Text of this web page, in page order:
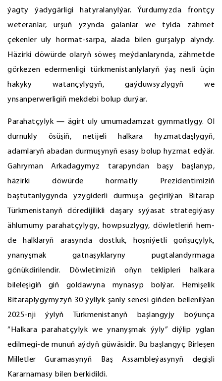
ýagty ýadygärligi hatyralanylýar. Ýurdumyzda frontçy
weteranlar, urşuň yzynda galanlar we tylda zähmet
çekenler uly hormat-sarpa, alada bilen gurşalyp alyndy.
Häzirki döwürde olaryň söweş meýdanlarynda, zähmetde
görkezen edermenligi türkmenistanlylaryň ýaş nesli üçin
hakyky watançylygyň, gaýduwsyzlygyň we
ynsanperwerligiň mekdebi bolup durýar.
Parahatçylyk — ägirt uly umumadamzat gymmatlygy. Ol
durnukly ösüşiň, netijeli halkara hyzmatdaşlygyň,
adamlaryň abadan durmuşynyň esasy bolup hyzmat edýär.
Gahryman Arkadagymyz tarapyndan başy başlanyp,
häzirki döwürde hormatly Prezidentimiziň
baştutanlygynda yzygiderli durmuşa geçirilýän Bitarap
Türkmenistanyň döredijilikli daşary syýasat strategiýasy
ählumumy parahatçylygy, howpsuzlygy, döwletleriň hem-
de halklaryň arasynda dostluk, hoşniýetli goňşuçylyk,
ynanyşmak gatnaşyklaryny pugtalandyrmaga
gönükdirilendir. Döwletimiziň oňyn teklipleri halkara
bileleşigiň giň goldawyna mynasyp bolýar. Hemişelik
Bitaraplygymyzyň 30 ýyllyk şanly senesi giňden bellenilýän
2025-nji ýylyň Türkmenistanyň başlangyjy boýunça
“Halkara parahatçylyk we ynanyşmak ýyly” diýlip yglan
edilmegi-de munuň aýdyň güwäsidir. Bu başlangyç Birleşen
Milletler Guramasynyň Baş Assambleýasynyň degişli
Kararnamasy bilen berkidildi.